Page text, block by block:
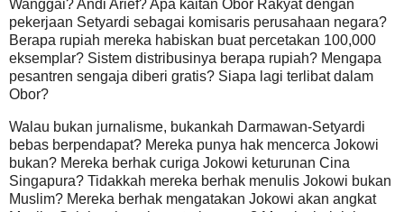
Wanggai? Andi Arief? Apa kaitan Obor Rakyat dengan
pekerjaan Setyardi sebagai komisaris perusahaan negara?
Berapa rupiah mereka habiskan buat percetakan 100,000
eksemplar? Sistem distribusinya berapa rupiah? Mengapa
pesantren sengaja diberi gratis? Siapa lagi terlibat dalam
Obor?
Walau bukan jurnalisme, bukankah Darmawan-Setyardi
bebas berpendapat? Mereka punya hak mencerca Jokowi
bukan? Mereka berhak curiga Jokowi keturunan Cina
Singapura? Tidakkah mereka berhak menulis Jokowi bukan
Muslim? Mereka berhak mengatakan Jokowi akan angkat